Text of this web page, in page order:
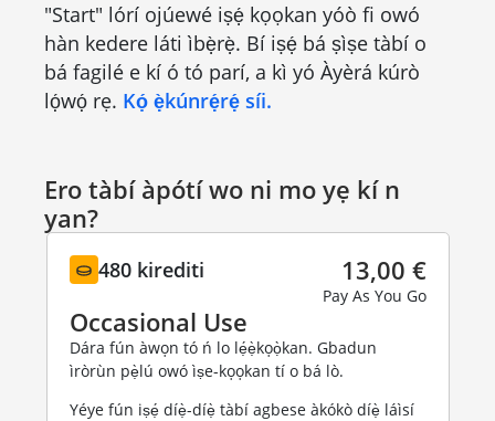
"Start" lórí ojúewé iṣẹ́ kọọkan yóò fi owó
hàn kedere láti ìbẹ̀rẹ̀. Bí iṣẹ́ bá ṣìṣe tàbí o
bá fagilé e kí ó tó parí, a kì yó Àyèrá kúrò
lọ́wọ́ rẹ. Kọ́ ẹ̀kúnrẹ́rẹ́ síi.
Ero tàbí àpótí wo ni mo yẹ kí n
yan?
480 kirediti 13,00 €
Pay As You Go
Occasional Use
Dára fún àwọn tó ń lo lẹ́ẹ̀kọọ̀kan. Gbadun
ìròrùn pẹ̀lú owó ìṣe-kọọkan tí o bá lò.
Yéye fún iṣẹ́ díẹ̀-díẹ̀ tàbí agbese àkókò díẹ̀ láìsí